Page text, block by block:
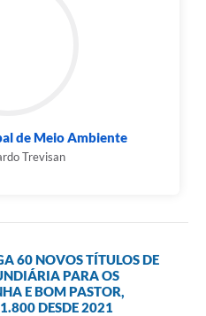
de Meio Ambiente
Trevisan
60 NOVOS TÍTULOS DE
PARA OS
E BOM PASTOR,
DESDE 2021